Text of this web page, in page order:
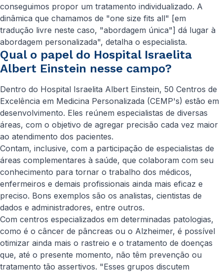
conseguimos propor um tratamento individualizado. A
dinâmica que chamamos de "one size fits all" [em
tradução livre neste caso, "abordagem única"] dá lugar à
abordagem personalizada", detalha o especialista.
Qual o papel do Hospital Israelita
Albert Einstein nesse campo?
Dentro do Hospital Israelita Albert Einstein, 50 Centros de
Excelência em Medicina Personalizada (CEMP's) estão em
desenvolvimento. Eles reúnem especialistas de diversas
áreas, com o objetivo de agregar precisão cada vez maior
ao atendimento dos pacientes.
Contam, inclusive, com a participação de especialistas de
áreas complementares à saúde, que colaboram com seu
conhecimento para tornar o trabalho dos médicos,
enfermeiros e demais profissionais ainda mais eficaz e
preciso. Bons exemplos são os analistas, cientistas de
dados e administradores, entre outros.
Com centros especializados em determinadas patologias,
como é o câncer de pâncreas ou o Alzheimer, é possível
otimizar ainda mais o rastreio e o tratamento de doenças
que, até o presente momento, não têm prevenção ou
tratamento tão assertivos. "Esses grupos discutem